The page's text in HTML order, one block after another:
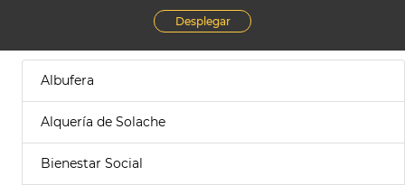
Desplegar
Albufera
Alquería de Solache
Bienestar Social